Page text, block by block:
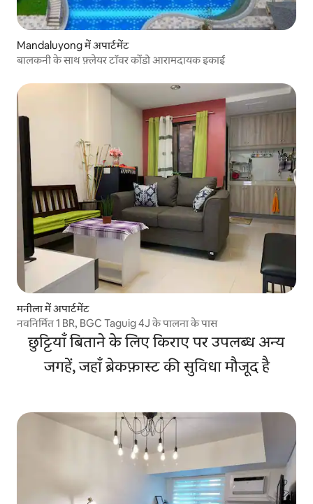
Mandaluyong में अपार्टमेंट
बालकनी के साथ फ़्लेयर टॉवर कोंडो आरामदायक इकाई
मनीला में अपार्टमेंट
नवनिर्मित 1 BR, BGC Taguig 4J के पालना के पास
छुट्टियाँ बिताने के लिए किराए पर उपलब्ध अन्य
जगहें, जहाँ ब्रेकफ़ास्ट की सुविधा मौजूद है